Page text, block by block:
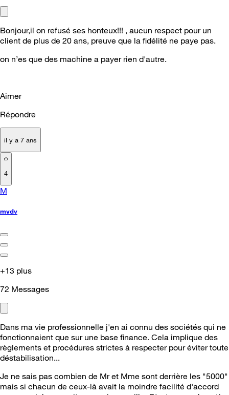
Bonjour,il on refusé ses honteux!!! , aucun respect pour un
client de plus de 20 ans, preuve que la fidélité ne paye pas.
on n’es que des machine a payer rien d'autre.
Aimer
Répondre
il y a 7 ans
4
M
mvdv
+13 plus
72 Messages
Dans ma vie professionnelle j'en ai connu des sociétés qui ne
fonctionnaient que sur une base finance. Cela implique des
règlements et procédures strictes à respecter pour éviter toute
déstabilisation...
Je ne sais pas combien de Mr et Mme sont derrière les "5000"
mais si chacun de ceux-là avait la moindre facilité d'accord